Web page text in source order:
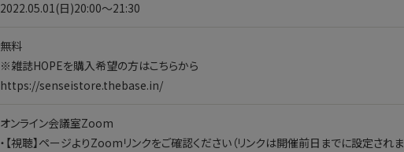
2022.05.01(日)20:00〜21:30
無料
※雑誌HOPEを購入希望の方はこちらから
https://senseistore.thebase.in/
オンライン会議室Zoom
・【視聴】ページよりZoomリンクをご確認ください（リンクは開催前日までに設定されま